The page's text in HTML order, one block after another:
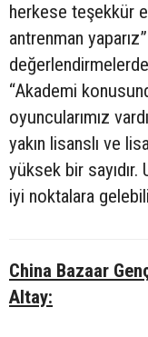
herkese teşekkür
antrenman
“Akademi
oyuncularımız
yakın lisanslı ve
yüksek bir
iyi noktalara
China Bazaar
Altay: